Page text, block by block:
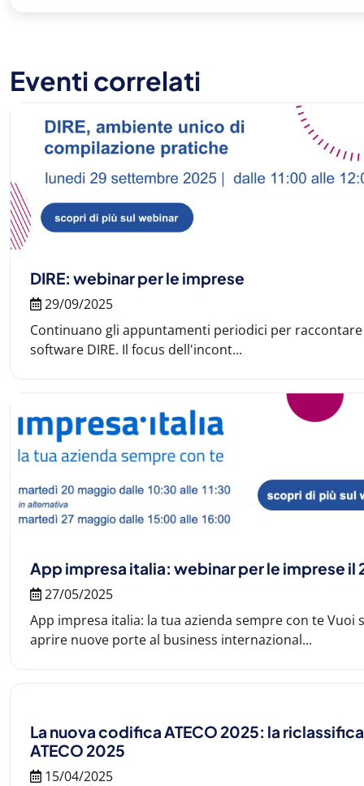
Eventi correlati
DIRE: webinar per le imprese
29/09/2025
Continuano gli appuntamenti periodici per
software DIRE. Il focus dell'incont...
App impresa italia: webinar per le imprese il
27/05/2025
App impresa italia: la tua azienda sempre con te
aprire nuove porte al business internazional...
La nuova codifica ATECO 2025: la
ATECO 2025
15/04/2025